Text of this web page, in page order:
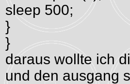
sleep 500;
}
}
daraus wollte ich
und den ausgang